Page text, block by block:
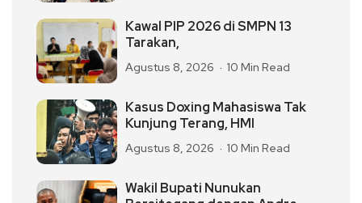
Kawal PIP 2026 di SMPN 13
Tarakan,
Agustus 8, 2026 10 Min Read
Kasus Doxing Mahasiswa Tak
Kunjung Terang, HMI
Agustus 8, 2026 10 Min Read
Wakil Bupati Nunukan